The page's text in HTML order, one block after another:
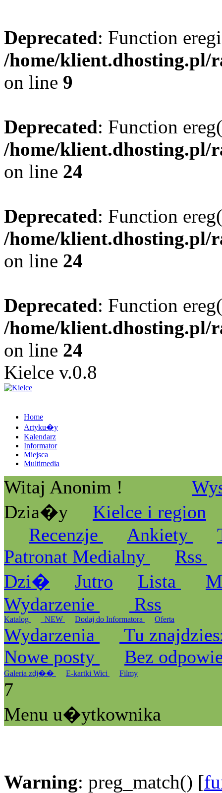
Deprecated: Function
/home/klient.dhosting.pl/
on line 9
Deprecated: Function
/home/klient.dhosting.pl/
on line 24
Deprecated: Function
/home/klient.dhosting.pl/
on line 24
Deprecated: Function
/home/klient.dhosting.pl/
on line 24
Kielce v.0.8
Home
Artyku�y
Kalendarz
Informator
Miejsca
Multimedia
Witaj Anonim !
Dzia�y
Kielce i region
Recenzje
Ankiety
Patronat Medialny
Rss
Dzi�
Jutro Lista
Wydarzenie
Rss
Katalog _NEW Dodaj do Informatora Oferta
Wydarzenia
Tu
Nowe posty
Bez
Galeria zdj�� E-kartki Wici Filmy
7
Menu u�ytkownika
Warning: preg_match() [